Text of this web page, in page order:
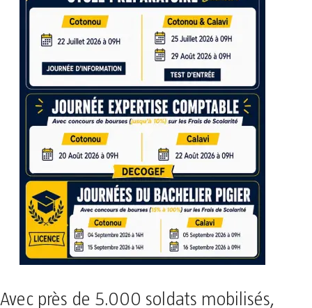
Avec près de 5.000 soldats mobilisés,